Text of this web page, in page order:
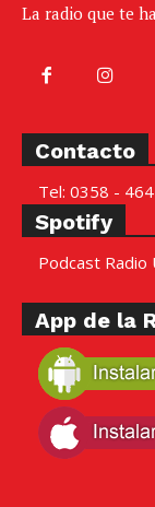
La radio que te
Contacto
Tel: 0358 -
Spotify
Podcast Radio
App de la